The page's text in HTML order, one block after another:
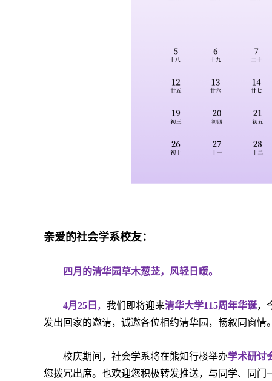
亲爱的社会学系校友：
四月的清华园草木葱茏，风轻日暖。
4月25日 ， 我们即将迎来清华大学115周年华诞，
发出回家的邀请，诚邀各位相约清华园，畅叙同窗情。
校庆期间，社会学系将在熊知行楼举办学术研讨
您拨冗出席。也欢迎您积极转发推送，与同学、同门